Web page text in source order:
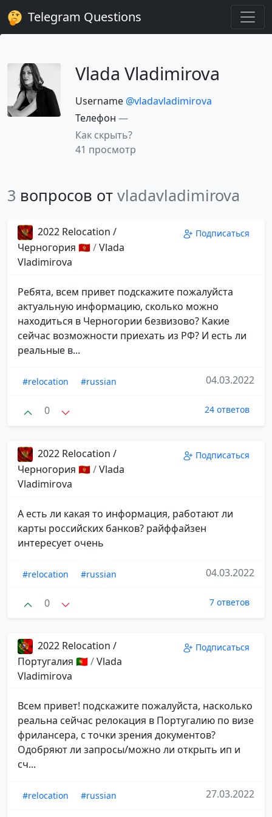
Telegram Questions
Vlada Vladimirova
Username @vladavladimirova
Телефон —
Как скрыть?
41 просмотр
3 вопросов от vladavladimirova
2022 Relocation /
Черногория 🇲🇪/Vlada
Vladimirova
Подписаться
Ребята, всем привет подскажите пожалуйста
актуальную информацию, сколько можно
находиться в Черногории безвизово? Какие
сейчас возможности приехать из РФ? И есть ли
реальные в...
#relocation #russian 04.03.2022
0 24 ответов
2022 Relocation /
Черногория 🇲🇪/Vlada
Vladimirova
Подписаться
А есть ли какая то информация, работают ли
карты российских банков? райффайзен
интересует очень
#relocation #russian 04.03.2022
0 7 ответов
2022 Relocation /
Португалия 🇵🇹/Vlada
Vladimirova
Подписаться
Всем привет! подскажите пожалуйста, насколько
реальна сейчас релокация в Португалию по визе
фрилансера, с точки зрения документов?
Одобряют ли запросы/можно ли открыть ип и
сч...
#relocation #russian 27.03.2022